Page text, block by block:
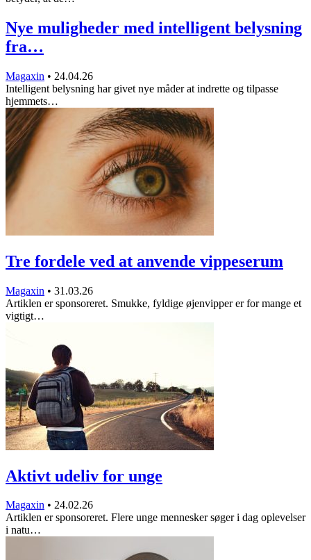
Nye muligheder med intelligent belysning
fra…
Magaxin • 24.04.26
Intelligent belysning har givet nye måder at indrette og tilpasse
hjemmets…
Tre fordele ved at anvende vippeserum
Magaxin • 31.03.26
Artiklen er sponsoreret. Smukke, fyldige øjenvipper er for mange et
vigtigt…
Aktivt udeliv for unge
Magaxin • 24.02.26
Artiklen er sponsoreret. Flere unge mennesker søger i dag oplevelser
i natu…